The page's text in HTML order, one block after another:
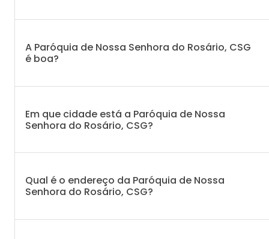
A Paróquia de Nossa Senhora do Rosário, CSG
é boa?
Em que cidade está a Paróquia de Nossa
Senhora do Rosário, CSG?
Qual é o endereço da Paróquia de Nossa
Senhora do Rosário, CSG?